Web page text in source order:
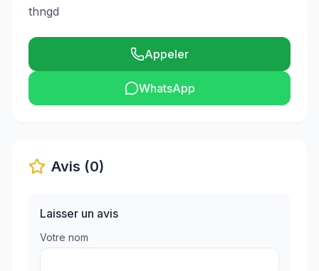
thngd
Appeler
WhatsApp
Avis (0)
Laisser un avis
Votre nom